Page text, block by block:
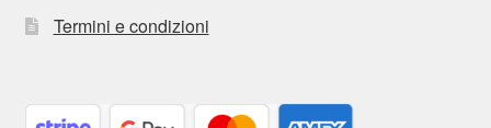
Termini e condizioni